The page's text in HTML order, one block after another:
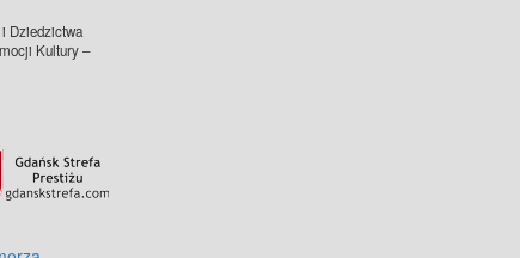
Dziedzictwa
Kultury –